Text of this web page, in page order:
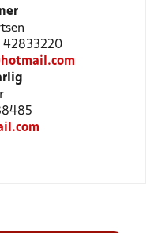
42833220